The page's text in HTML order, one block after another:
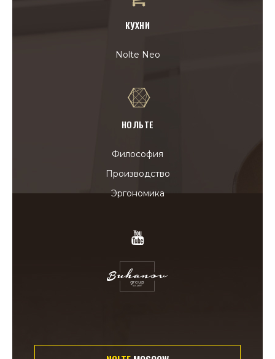
КУХНИ
Nolte Neo
НОЛЬТЕ
Философия
Производство
Эргономика